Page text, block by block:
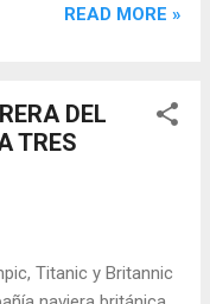
su integridad
las distorsiones y los
de eludir a los
del engaño
Los pintores
y dominaban
READ MORE »
DEL
TRES
Titanic y Britannic